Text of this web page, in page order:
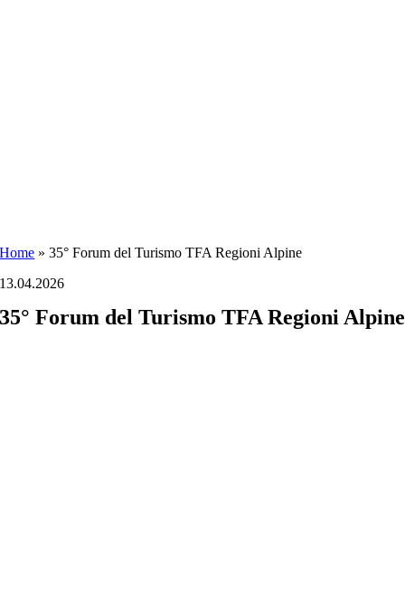
Home »35° Forum del Turismo TFA Regioni Alpine
13.04.2026
35° Forum del Turismo TFA Regioni Alpine